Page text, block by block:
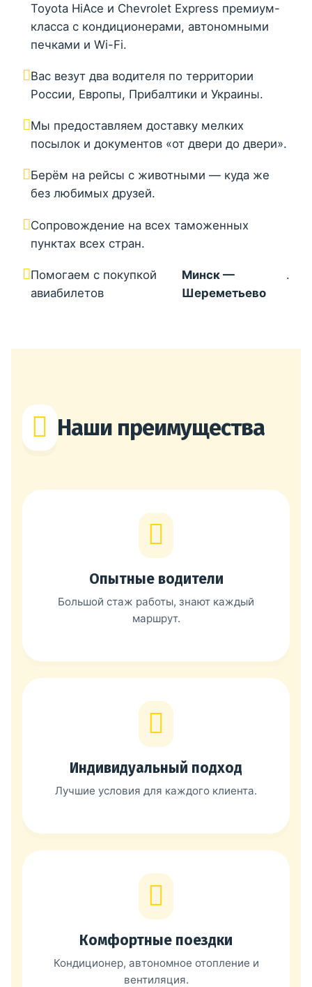
Toyota HiAce и Chevrolet Express премиум-
класса с кондиционерами, автономными
печками и Wi-Fi.
Вас везут два водителя по территории
России, Европы, Прибалтики и Украины.
Мы предоставляем доставку мелких
посылок и документов «от двери до двери».
Берём на рейсы с животными — куда же
без любимых друзей.
Сопровождение на всех таможенных
пунктах всех стран.
Помогаем с покупкой
авиабилетов
Минск —
Шереметьево
.
Наши преимущества
Опытные водители
Большой стаж работы, знают каждый
маршрут.
Индивидуальный подход
Лучшие условия для каждого клиента.
Комфортные поездки
Кондиционер, автономное отопление и
вентиляция.